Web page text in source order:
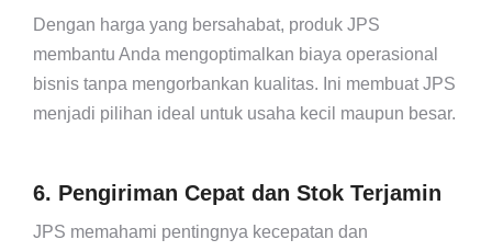
Dengan harga yang bersahabat, produk JPS
membantu Anda mengoptimalkan biaya operasional
bisnis tanpa mengorbankan kualitas. Ini membuat JPS
menjadi pilihan ideal untuk usaha kecil maupun besar.
6. Pengiriman Cepat dan Stok Terjamin
JPS memahami pentingnya kecepatan dan